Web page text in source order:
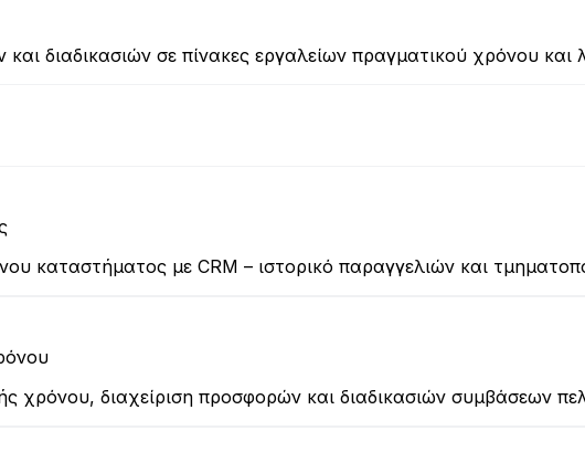
διαδικασιών σε πίνακες εργαλείων πραγματικού χρόνου
καταστήματος με CRM – ιστορικό παραγγελιών και
χρόνου, διαχείριση προσφορών και διαδικασιών συμβάσεων